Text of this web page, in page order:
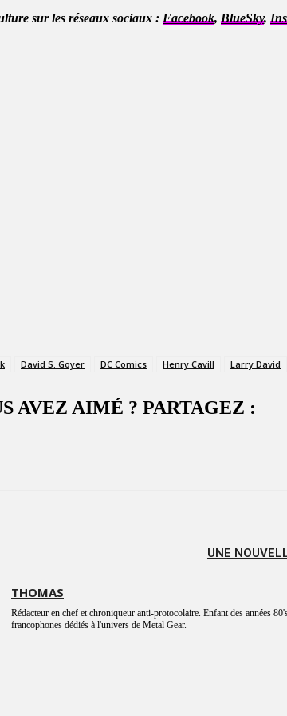
sur les réseaux sociaux : Facebook, BlueSky,
David S. Goyer DC Comics Henry Cavill Larry David
AVEZ AIMÉ ? PARTAGEZ :
UNE
THOMAS
Rédacteur en chef et chroniqueur anti-protocolaire. Enfant des années
francophones dédiés à l'univers de Metal Gear.